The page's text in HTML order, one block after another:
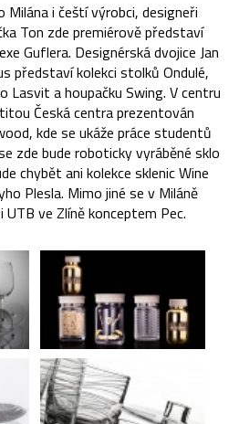
Milána i čeští výrobci, designeři
Ton zde premiérově představí
Guflera. Designérská dvojice Jan
představí kolekci stolků Ondulé,
Lasvit a houpačku Swing. V centru
Česká centra prezentován
kde se ukáže práce studentů
zde bude roboticky vyráběné sklo
chybět ani kolekce sklenic Wine
Plesla. Mimo jiné se v Miláně
ve Zlíně konceptem Pec.